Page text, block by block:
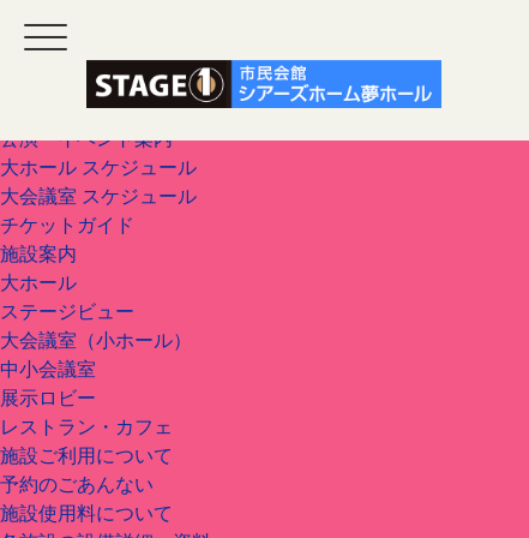
公演・イベント案内
大ホール スケジュール
大会議室 スケジュール
チケットガイド
施設案内
大ホール
ステージビュー
大会議室（小ホール）
中小会議室
展示ロビー
レストラン・カフェ
施設ご利用について
予約のごあんない
施設使用料について